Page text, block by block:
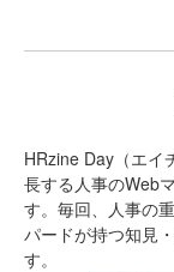
HRzine Day（エイ
長する人事のWeb
す。毎回、人事の
パードが持つ知見
す。